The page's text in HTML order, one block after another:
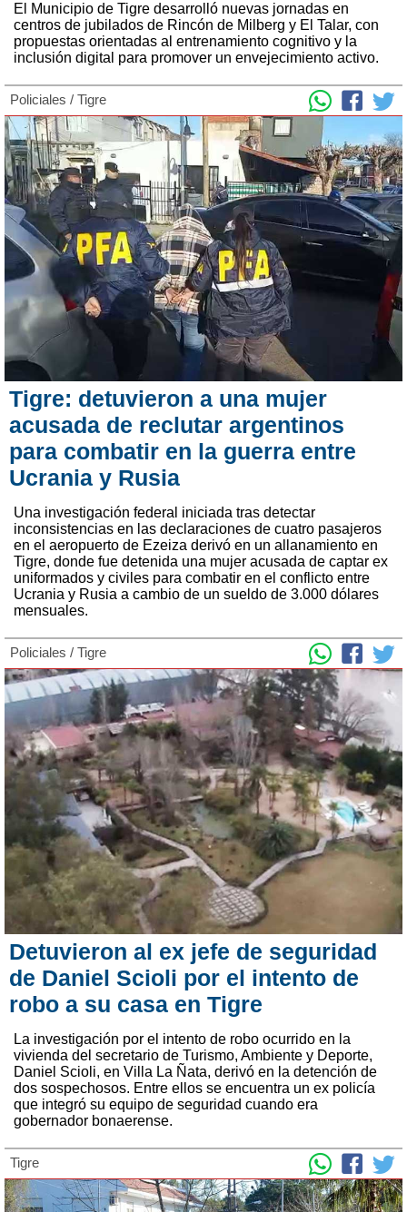
El Municipio de Tigre desarrolló nuevas jornadas en
centros de jubilados de Rincón de Milberg y El Talar, con
propuestas orientadas al entrenamiento cognitivo y la
inclusión digital para promover un envejecimiento activo.
Policiales / Tigre
Tigre: detuvieron a una mujer
acusada de reclutar argentinos
para combatir en la guerra entre
Ucrania y Rusia
Una investigación federal iniciada tras detectar
inconsistencias en las declaraciones de cuatro pasajeros
en el aeropuerto de Ezeiza derivó en un allanamiento en
Tigre, donde fue detenida una mujer acusada de captar ex
uniformados y civiles para combatir en el conflicto entre
Ucrania y Rusia a cambio de un sueldo de 3.000 dólares
mensuales.
Policiales / Tigre
Detuvieron al ex jefe de seguridad
de Daniel Scioli por el intento de
robo a su casa en Tigre
La investigación por el intento de robo ocurrido en la
vivienda del secretario de Turismo, Ambiente y Deporte,
Daniel Scioli, en Villa La Ñata, derivó en la detención de
dos sospechosos. Entre ellos se encuentra un ex policía
que integró su equipo de seguridad cuando era
gobernador bonaerense.
Tigre